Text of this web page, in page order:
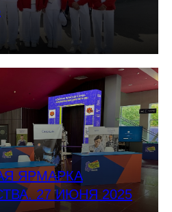
ЯРМАРКА
27 ИЮНЯ 2025